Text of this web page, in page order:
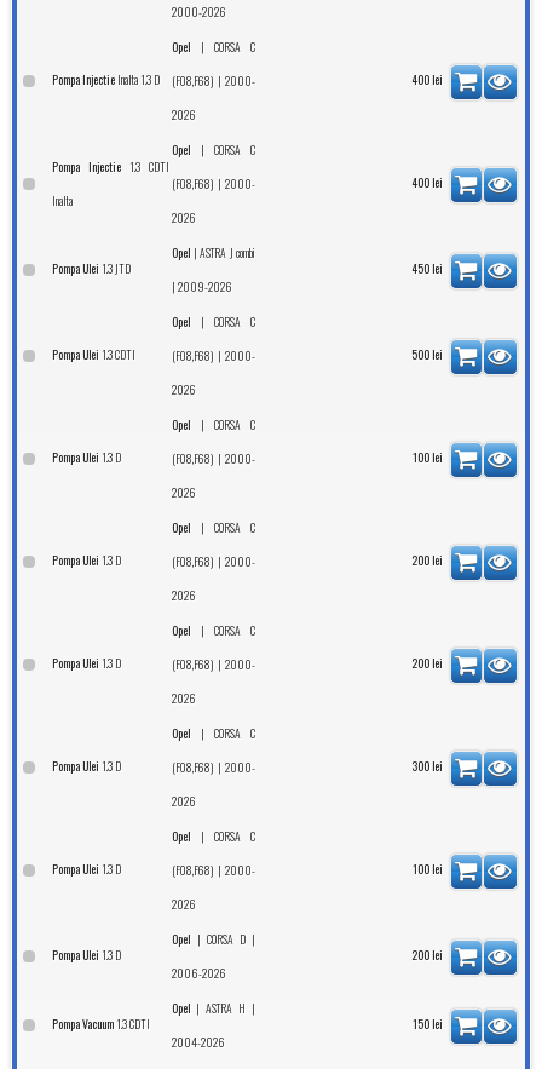
2000-2026
Pompa Injectie Inalta 1.3 D
Opel |CORSA C
(F08,F68) | 2000-
2026
400 lei
Pompa Injectie 1.3 CDTI
Inalta
Opel |CORSA C
(F08,F68) | 2000-
2026
400 lei
Pompa Ulei 1.3 JTD
Opel |ASTRA J combi
| 2009-2026
450 lei
Pompa Ulei 1.3 CDTI
Opel |CORSA C
(F08,F68) | 2000-
2026
500 lei
Pompa Ulei 1.3 D
Opel |CORSA C
(F08,F68) | 2000-
2026
100 lei
Pompa Ulei 1.3 D
Opel |CORSA C
(F08,F68) | 2000-
2026
200 lei
Pompa Ulei 1.3 D
Opel |CORSA C
(F08,F68) | 2000-
2026
200 lei
Pompa Ulei 1.3 D
Opel |CORSA C
(F08,F68) | 2000-
2026
300 lei
Pompa Ulei 1.3 D
Opel |CORSA C
(F08,F68) | 2000-
2026
100 lei
Pompa Ulei 1.3 D
Opel | CORSA D |
2006-2026
200 lei
Pompa Vacuum 1.3 CDTI
Opel |ASTRA H |
2004-2026
150 lei